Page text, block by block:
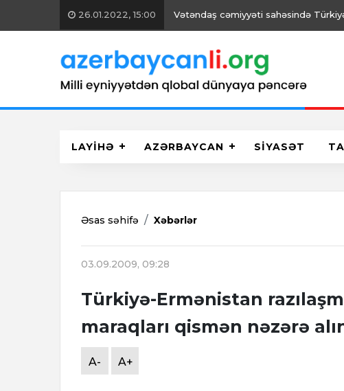
26.01.2022, 15:00 Vətəndaş cəmiyyəti sahəsində
LAYİHƏ AZƏRBAYCAN SİYASƏT
Əsas səhifə Xəbərlər
03.09.2009, 09:28
Türkiyə-Ermənistan
maraqları qismən nəzərə
A- A+